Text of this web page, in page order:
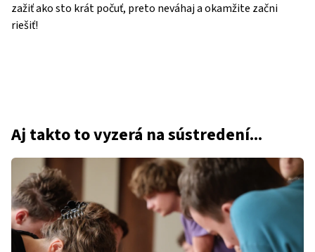
zažiť ako sto krát počuť, preto neváhaj a okamžite začni
riešiť!
Aj takto to vyzerá na sústredení...